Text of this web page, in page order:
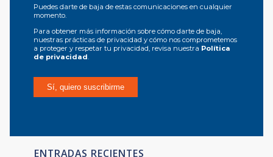
Puedes darte de baja de estas comunicaciones en cualquier
momento.
Para obtener más información sobre cómo darte de baja,
nuestras prácticas de privacidad y cómo nos comprometemos
a proteger y respetar tu privacidad, revisa nuestra Política
de privacidad
ENTRADAS RECIENTES